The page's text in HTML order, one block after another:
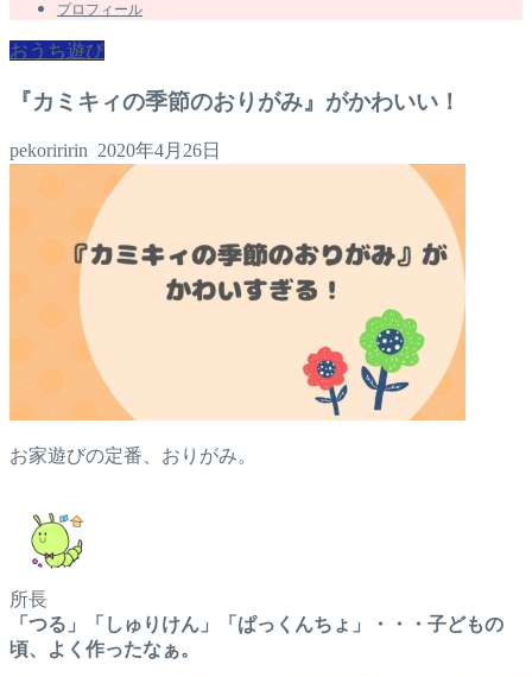
プロフィール
おうち遊び
『カミキィの季節のおりがみ』がかわいい！
pekoriririn 2020年4月26日
お家遊びの定番、おりがみ。
所長
「つる」「しゅりけん」「ぱっくんちょ」・・・子どもの
頃、よく作ったなぁ。